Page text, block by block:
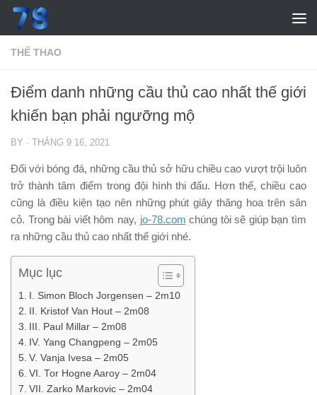
Skip to content
THỂ THAO
Điểm danh những cầu thủ cao nhất thế giới
khiến bạn phải ngưỡng mộ
BY · THÁNG 9 16, 2021
Đối với bóng đá, những cầu thủ sở hữu chiều cao vượt trội luôn
trở thành tâm điểm trong đội hình thi đấu. Hơn thế, chiều cao
cũng là điều kiện tạo nên những phút giây thăng hoa trên sân
cỏ. Trong bài viết hôm nay, jo-78.com chúng tôi sẽ giúp bạn tìm
ra những cầu thủ cao nhất thế giới nhé.
Mục lục
I. Simon Bloch Jorgensen – 2m10
II. Kristof Van Hout – 2m08
III. Paul Millar – 2m08
IV. Yang Changpeng – 2m05
V. Vanja Ivesa – 2m05
VI. Tor Hogne Aaroy – 2m04
VII. Zarko Markovic – 2m04